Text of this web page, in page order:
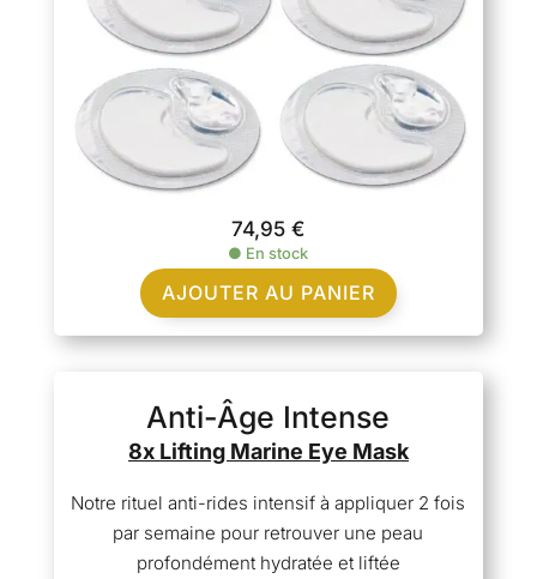
74,95€
● En stock
AJOUTER AU PANIER
Anti-Âge Intense
8x Lifting Marine Eye Mask
Notre rituel anti-rides intensif à appliquer 2 fois
par semaine pour retrouver une peau
profondément hydratée et liftée